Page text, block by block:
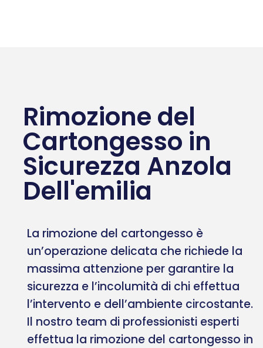
Rimozione del
Cartongesso in
Sicurezza Anzola
Dell'emilia
La rimozione del cartongesso è
un’operazione delicata che richiede la
massima attenzione per garantire la
sicurezza e l’incolumità di chi effettua
l’intervento e dell’ambiente circostante.
Il nostro team di professionisti esperti
effettua la rimozione del cartongesso in